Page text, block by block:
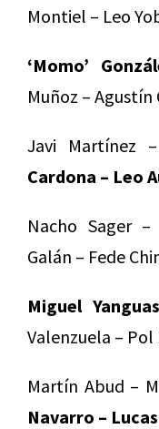
Montiel – Leo
‘Momo’
Muñoz – Agustín
Javi Martínez
Cardona – Leo
Nacho Sager
Galán – Fede
Miguel
Valenzuela –
Martín Abud –
Navarro –